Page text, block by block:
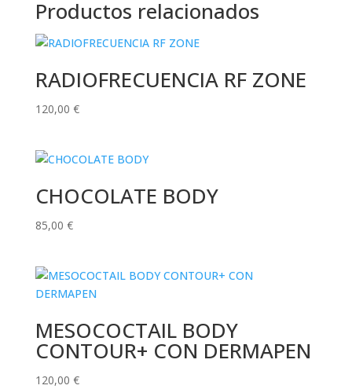
Productos relacionados
RADIOFRECUENCIA RF ZONE
120,00 €
CHOCOLATE BODY
85,00 €
MESOCOCTAIL BODY
CONTOUR+ CON DERMAPEN
120,00 €